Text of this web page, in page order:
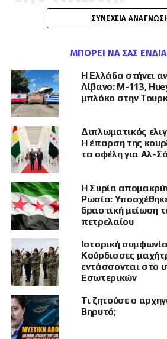
έχει κάνει σύστημα το να
ομογένεια (βλέπε Έλληνες
Βόρεια Ήπειρο κ.λπ)
του υπουργείου Εξωτερικών
ελληνορθόδοξο στοιχείο του
– όλες κι όλες – 50 οικογένειες!
Οι άθλιοι έσβησαν από την
χιλιάδες ομογενείς μας. Και
για τον υπόγειο ρόλο της
βλέπεις βρισκόμαστε και σε
την προίκα του Αιγαίου και
χαλάσουν! Τέτοια ξεφτίλα.
που να εκφράζει την
της Αθήνας στην
ούτε για δείγμα. Για να
καταδίκης στη Βουλή, ούτε
Είμαστε απασχολημένοι με τις
ΣΥΝΈΧΕΙΑ
ΜΠΟΡΕΊ ΝΑ ΣΑΣ
Η Ελλάδα στήνει
Λίβανο: M-113,
μπλόκο στην
Διπλωματικός
Η έπαρση της
τα οφέλη για Αλ-
Η Συρία
Ρωσία:
δραστική μείωση
πετρελαίου
Ιστορική
Κούρδισσες
εντάσσονται στο
Εσωτερικών
Τι ζητούσε ο
Βηρυτό;